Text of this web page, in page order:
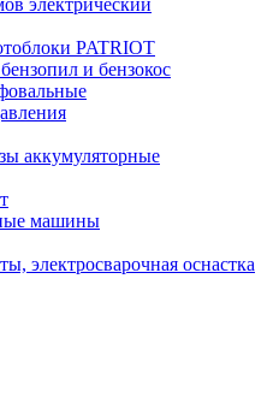
электрический
PATRIOT
и бензокос
аккумуляторные
машины
электросварочная оснастка